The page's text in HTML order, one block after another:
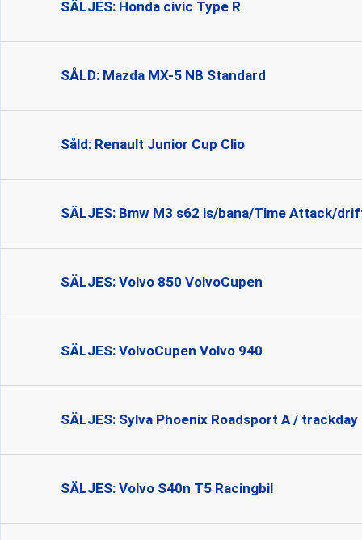
SÄLJES: Honda civic Type R
SÅLD: Mazda MX-5 NB Standard
Såld: Renault Junior Cup Clio
SÄLJES: Bmw M3 s62 is/bana/Time Attack/
SÄLJES: Volvo 850 VolvoCupen
SÄLJES: VolvoCupen Volvo 940
SÄLJES: Sylva Phoenix Roadsport A / trackday
SÄLJES: Volvo S40n T5 Racingbil